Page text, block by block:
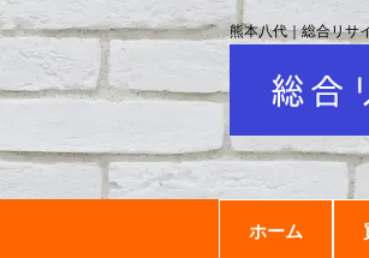
ホーム
熊本八代｜総合リサ